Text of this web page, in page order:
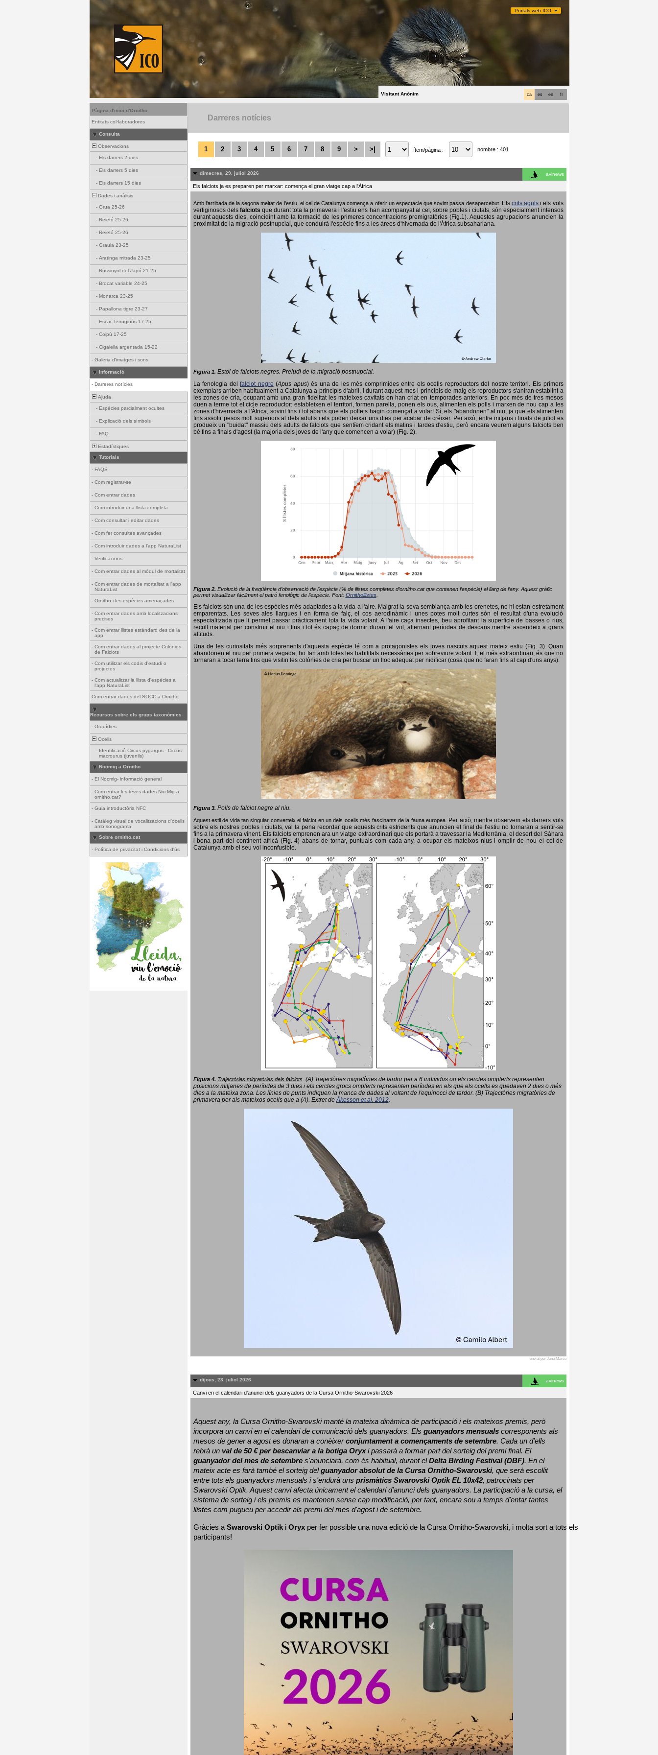
Portals web ICO
fr
en
es
ca
Visitant Anònim
Pàgina d'inici d'Ornitho
Entitats col·laboradores
Consulta
Observacions
- Els darrers 2 dies
- Els darrers 5 dies
- Els darrers 15 dies
Dades i anàlisis
- Grua 25-26
- Reietó 25-26
- Reietó 25-26
- Graula 23-25
- Aratinga mitrada 23-25
- Rossinyol del Japó 21-25
- Brocat variable 24-25
- Monarca 23-25
- Papallona tigre 23-27
- Escac ferruginós 17-25
- Coipú 17-25
- Cigalella argentada 15-22
- Galeria d'imatges i sons
Informació
- Darreres notícies
Ajuda
- Espècies parcialment ocultes
- Explicació dels símbols
- FAQ
Estadístiques
Tutorials
- FAQS
- Com registrar-se
- Com entrar dades
- Com introduir una llista completa
- Com consultar i editar dades
- Com fer consultes avançades
- Com introduir dades a l'app NaturaList
- Verificacions
- Com entrar dades al mòdul de mortalitat
- Com entrar dades de mortalitat a l'app
NaturaList
- Ornitho i les espècies amenaçades
- Com entrar dades amb localitzacions
precises
- Com entrar llistes estàndard des de la
app
- Com entrar dades al projecte Colònies
de Falciots
- Com utilitzar els codis d'estudi o
projectes
- Com actualitzar la llista d'espècies a
l'app NaturaList
Com entrar dades del SOCC a Ornitho
Recursos sobre els grups taxonòmics
- Orquídies
Ocells
- Identificació Circus pygargus - Circus
macrourus (juvenils)
Nocmig a Ornitho
- El Nocmig- informació general
- Com entrar les teves dades NocMig a
ornitho.cat?
- Guia introductòria NFC
- Catàleg visual de vocalitzacions d'ocells
amb sonograma
Sobre ornitho.cat
- Política de privacitat i Condicions d'ús
Darreres notícies
1 2 3 4 5 6 7 8 9 > >| ítem/pàgina : nombre : 401
dimecres, 29. juliol 2026 avinews
Els falciots ja es preparen per marxar: comença el gran viatge cap a l'Àfrica
Amb l'arribada de la segona meitat de l'estiu, el cel de Catalunya comença a oferir un espectacle que sovint passa desapercebut. Els crits aguts i els vols
vertiginosos dels falciots que durant tota la primavera i l'estiu ens han acompanyat al cel, sobre pobles i ciutats, són especialment intensos
durant aquests dies, coincidint amb la formació de les primeres concentracions premigratòries (Fig.1). Aquestes agrupacions anuncien la
proximitat de la migració postnupcial, que conduirà l'espècie fins a les àrees d'hivernada de l'Àfrica subsahariana.
Figura 1. Estol de falciots negres. Preludi de la migració postnupcial.
La fenologia delfalciot negre (Apus apus) és una de les més comprimides entre els ocells reproductors del nostre territori. Els primers
exemplars arriben habitualment a Catalunya a principis d'abril, i durant aquest mes i principis de maig els reproductors s'aniran establint a
les zones de cria, ocupant amb una gran fidelitat les mateixes cavitats on han criat en temporades anteriors. En poc més de tres mesos
duen a terme tot el cicle reproductor: estableixen el territori, formen parella, ponen els ous, alimenten els polls i marxen de nou cap a les
zones d'hivernada a l'Àfrica, sovint fins i tot abans que els pollets hagin començat a volar! Sí, els "abandonen" al niu, ja que els alimenten
fins assolir pesos molt superiors al dels adults i els poden deixar uns dies per acabar de créixer. Per això, entre mitjans i finals de juliol es
produeix un "buidat" massiu dels adults de falciots que sentíem cridant els matins i tardes d'estiu, però encara veurem alguns falciots ben
bé fins a finals d'agost (la majoria dels joves de l'any que comencen a volar) (Fig. 2).
Figura 2. Evolució de la freqüència d’observació de l’espècie (% de llistes completes d’ornitho.cat que contenen l’espècie) al llarg de l’any. Aquest gràfic
permet visualitzar fàcilment el patró fenològic de l’espècie. Font: Ornithollistes.
Els falciots són una de les espècies més adaptades a la vida a l'aire. Malgrat la seva semblança amb les orenetes, no hi estan estretament
emparentats. Les seves ales llargues i en forma de falç, el cos aerodinàmic i unes potes molt curtes són el resultat d'una evolució
especialitzada que li permet passar pràcticament tota la vida volant. A l'aire caça insectes, beu aprofitant la superfície de basses o rius,
recull material per construir el niu i fins i tot és capaç de dormir durant el vol, alternant períodes de descans mentre ascendeix a grans
altituds.
Una de les curiositats més sorprenents d'aquesta espècie té com a protagonistes els joves nascuts aquest mateix estiu (Fig. 3). Quan
abandonen el niu per primera vegada, ho fan amb totes les habilitats necessàries per sobreviure volant. I, el més extraordinari, és que no
tornaran a tocar terra fins que visitin les colònies de cria per buscar un lloc adequat per nidificar (cosa que no faran fins al cap d'uns anys).
Figura 3. Polls de falciot negre al niu.
Aquest estil de vida tan singular converteix el falciot en un dels ocells més fascinants de la fauna europea. Per això, mentre observem els darrers vols
sobre els nostres pobles i ciutats, val la pena recordar que aquests crits estridents que anuncien el final de l'estiu no tornaran a sentir-se
fins a la primavera vinent. Els falciots emprenen ara un viatge extraordinari que els portarà a travessar la Mediterrània, el desert del Sàhara
i bona part del continent africà (Fig. 4) abans de tornar, puntuals com cada any, a ocupar els mateixos nius i omplir de nou el cel de
Catalunya amb el seu vol inconfusible.
Figura 4. Trajectòries migratòries dels falciots. (A) Trajectòries migratòries de tardor per a 6 individus on els cercles omplerts representen
posicions mitjanes de períodes de 3 dies i els cercles grocs omplerts representen períodes en els que els ocells es quedaven 2 dies o més
dies a la mateixa zona. Les línies de punts indiquen la manca de dades al voltant de l'equinocci de tardor. (B) Trajectòries migratòries de
primavera per als mateixos ocells que a (A). Extret deÅkesson et al. 2012.
enviat per Jana Marco
dijous, 23. juliol 2026 avinews
Canvi en el calendari d'anunci dels guanyadors de la Cursa Ornitho-Swarovski 2026
Aquest any, la Cursa Ornitho-Swarovski manté la mateixa dinàmica de participació i els mateixos premis, però
incorpora un canvi en el calendari de comunicació dels guanyadors. Els guanyadors mensuals corresponents als
mesos de gener a agost es donaran a conèixer conjuntament a començaments de setembre. Cada un d'ells
rebrà un val de 50 € per bescanviar a la botiga Oryx i passarà a formar part del sorteig del premi final.
El
guanyador del mes de setembre s'anunciarà, com és habitual, durant el Delta Birding Festival (DBF). En el
mateix acte es farà també el sorteig del guanyador absolut de la Cursa Ornitho-Swarovski, que serà escollit
entre tots els guanyadors mensuals i s'endurà uns prismàtics Swarovski Optik EL 10x42, patrocinats per
Swarovski Optik. Aquest canvi afecta únicament el calendari d'anunci dels guanyadors. La participació a la cursa, el
sistema de sorteig i els premis es mantenen sense cap modificació, per tant, encara sou a temps d'entar tantes
llistes com pugueu per accedir als premi del mes d'agost i de setembre.
Gràcies a Swarovski Optik i Oryx per fer possible una nova edició de la Cursa Ornitho-Swarovski, i molta sort a tots els
participants!